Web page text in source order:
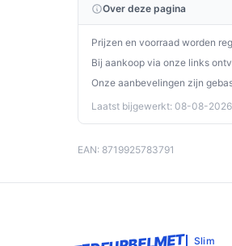
Over deze pagina
Prijzen en voorraad worden
Bij aankoop via onze links
Onze aanbevelingen zijn
Laatst bijgewerkt: 08-08-2026
EAN: 8719925783791
Slim